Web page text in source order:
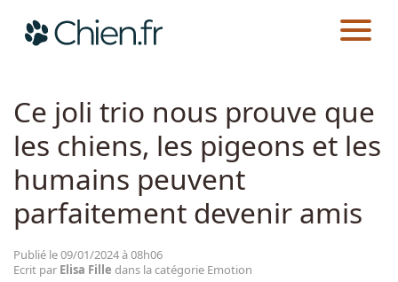
Races
Guides
CHIEN.FR ACTUALITÉS
Ce joli trio nous prouve que
les chiens, les pigeons et les
humains peuvent
parfaitement devenir amis
Publié le 09/01/2024 à 08h06
Ecrit par Elisa Fille dans la catégorie Emotion